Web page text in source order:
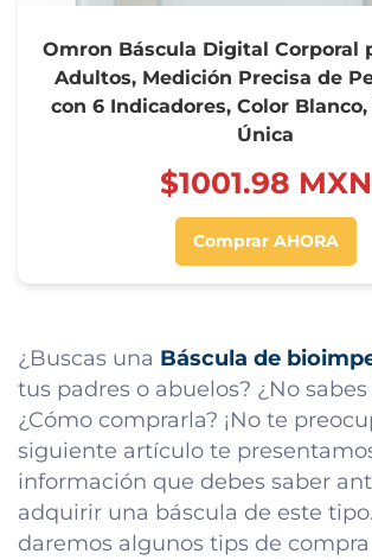
Omron Báscula Digital Corporal
Adultos, Medición Precisa de
con 6 Indicadores, Color
Única
$‍1001.98 MXN
Comprar AHORA
¿Buscas una Báscula de
tus padres o abuelos? ¿No sabes
¿Cómo comprarla? ¡No te
siguiente artículo te
información que debes saber
adquirir una báscula de este
daremos algunos tips de